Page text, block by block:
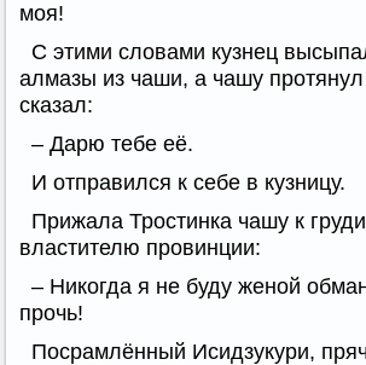
моя!
С этими словами кузнец
алмазы из чаши, а чашу
сказал:
– Дарю тебе её.
И отправился к себе в кузницу.
Прижала Тростинка чашу к
властителю провинции:
– Никогда я не буду женой
прочь!
Посрамлённый Исидзукури,